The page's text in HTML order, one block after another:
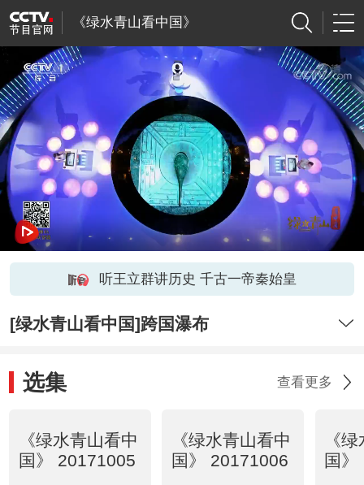
《绿水青山看中国》
听王立群讲历史 千古一帝秦始皇
[绿水青山看中国]跨国瀑布
选集 查看更多
《绿水青山看中
国》 20171005
《绿水青山看中
国》 20171006
《
国